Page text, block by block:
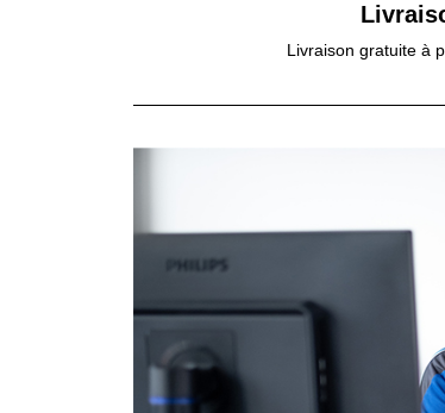
Livraison gratuite à